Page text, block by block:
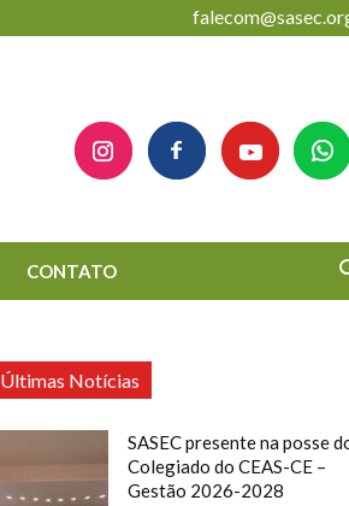
CONTATO
Últimas Notícias
SASEC presente na posse
Colegiado do CEAS-CE –
Gestão 2026-2028